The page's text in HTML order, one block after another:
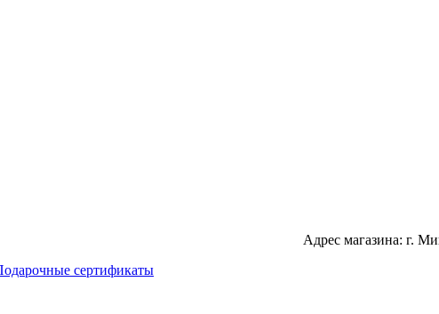
Адрес магазина: г.
сертификаты